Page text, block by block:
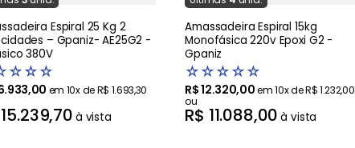
Espiral 25 Kg 2
– Gpaniz- AE25G2 -
380V
☆☆☆
.933,00 em 10x deR$ 1.693,30
15.239,70 à vista
Amassadeira Espiral 15kg
Monofásica 220v Epoxi G2 -
Gpaniz
☆☆☆☆☆
R$12.320,00em10x deR$1.232,00
ou
R$ 11.088,00 à vista